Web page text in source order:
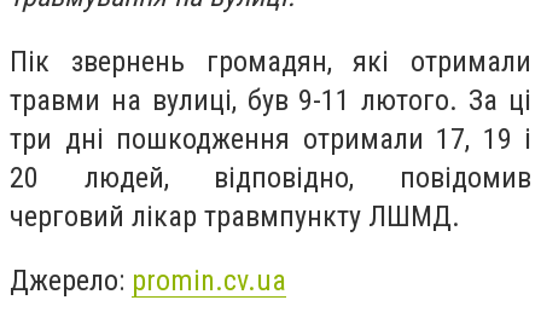
Пік звернень громадян, які отримали
травми на вулиці, був 9-11 лютого. За ці
три дні пошкодження отримали 17, 19 і
20 людей, відповідно, повідомив
черговий лікар травмпункту ЛШМД.
Джерело: promin.cv.ua